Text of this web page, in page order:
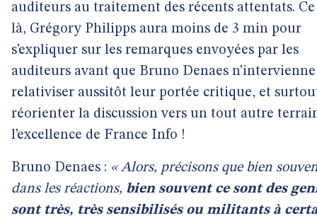
auditeurs au traitement des récents attentats.
là, Grégory Philipps aura moins de 3 min pour
s’expliquer sur les remarques envoyées par les
auditeurs avant que Bruno Denaes
relativiser aussitôt leur portée critique, et
réorienter la discussion vers un tout autre
l’excellence de France Info !
Bruno Denaes : « Alors, précisons que bien
dans les réactions, bien souvent ce sont des
sont très, très sensibilisés ou militants à